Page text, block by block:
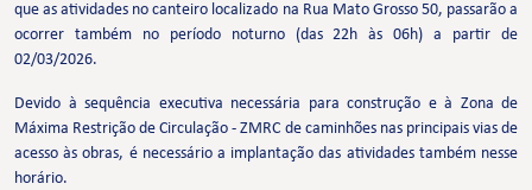
que as atividades no canteiro localizado na Rua Mato Grosso 50, passarão a
ocorrer também no período noturno (das 22h às 06h) a partir de
02/03/2026.
Devido à sequência executiva necessária para construção e à Zona de
Máxima Restrição de Circulação - ZMRC de caminhões nas principais vias de
acesso às obras, é necessário a implantação das atividades também nesse
horário.